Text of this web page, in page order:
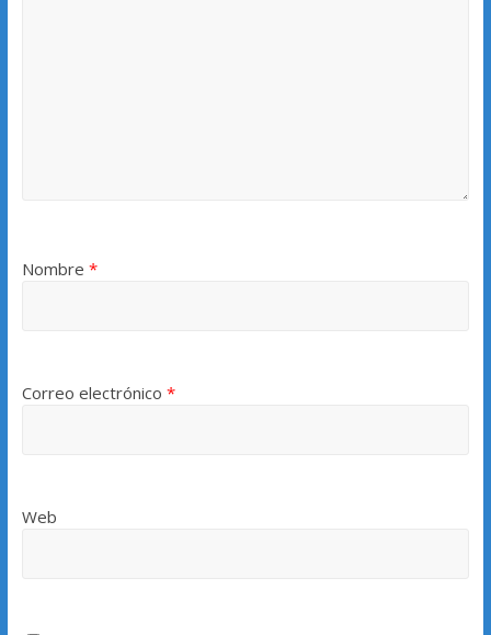
Nombre *
Correo electrónico *
Web